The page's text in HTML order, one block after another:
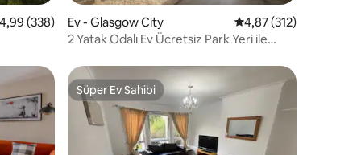
ortalama 4,99 puan, 338 değerlendirme
4,99 (338)
Ev - Glasgow City 5 üzerinden ortalama
4,87 (312)
2 Yatak Odalı Ev Ücretsiz Park Yeri ile
Süper Ev Sahibi
Süper Ev Sahibi